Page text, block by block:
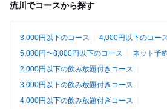
流川でコースから探す
3,000円以下のコース
4,000円以下のコー
5,000円〜8,000円以下のコース
ネット予
2,000円以下の飲み放題付きコース
3,000円以下の飲み放題付きコース
4,000円以下の飲み放題付きコース